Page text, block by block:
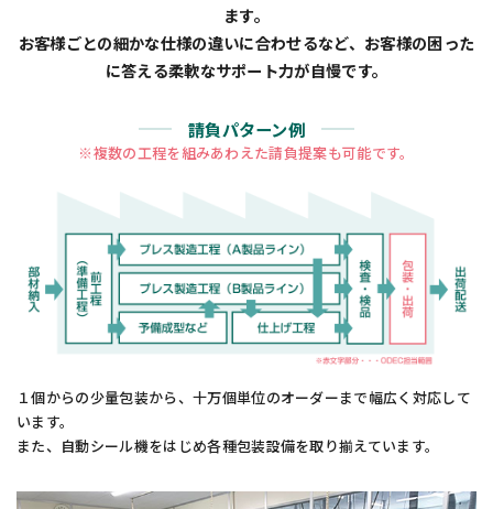
ます。
お客様ごとの細かな仕様の違いに合わせるなど、お客様の困った
に答える柔軟なサポート力が自慢です。
請負パターン例
※複数の工程を組みあわえた請負提案も可能です。
１個からの少量包装から、十万個単位のオーダーまで幅広く対応して
います。
また、自動シール機をはじめ各種包装設備を取り揃えています。